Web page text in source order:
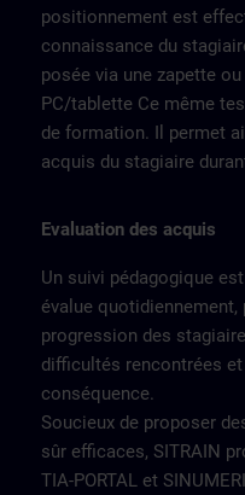
positionnement est
connaissance du
posée via une zapette
PC/tablette Ce même
de formation. Il permet
acquis du stagiaire
Evaluation des acquis
Un suivi pédagogique
évalue
progression des
difficultés rencontrées
conséquence.
Soucieux de proposer
sûr efficaces, SITRAIN
TIA-PORTAL et